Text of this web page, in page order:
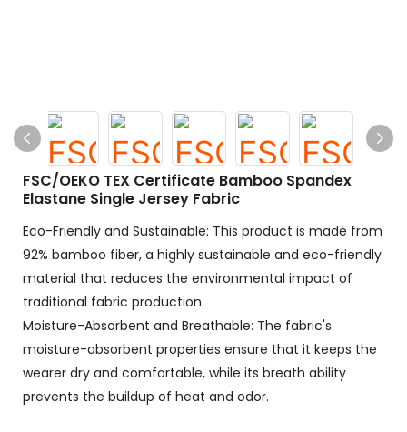
FSC/OEKO TEX Certificate Bamboo Spandex
Elastane Single Jersey Fabric
Eco-Friendly and Sustainable: This product is made from
92% bamboo fiber, a highly sustainable and eco-friendly
material that reduces the environmental impact of
traditional fabric production.
Moisture-Absorbent and Breathable: The fabric's
moisture-absorbent properties ensure that it keeps the
wearer dry and comfortable, while its breath ability
prevents the buildup of heat and odor.